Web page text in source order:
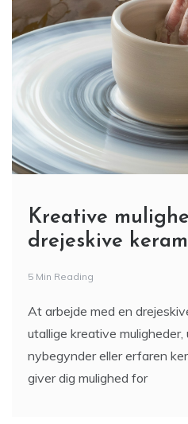
Kreative
drejeskive
5 Min Reading
At arbejde med en
utallige kreative muligheder,
nybegynder eller erfaren
giver dig mulighed for